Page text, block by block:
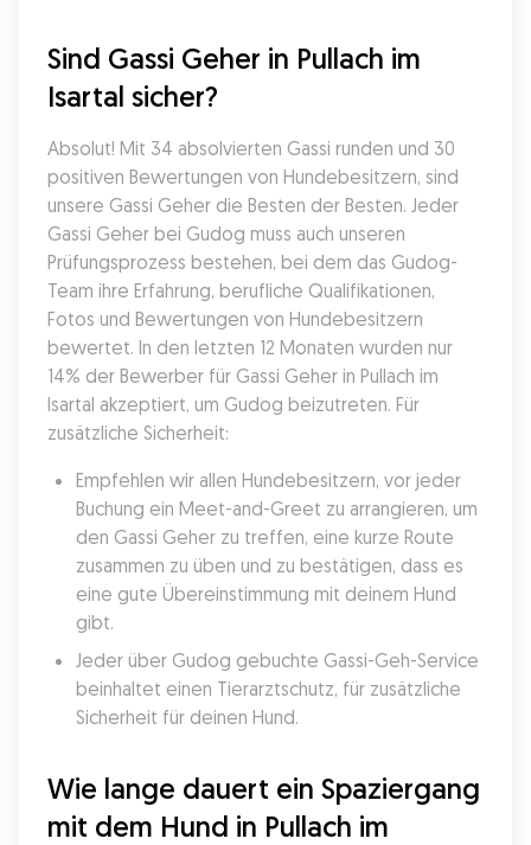
Sind Gassi Geher in Pullach im
Isartal sicher?
Absolut! Mit 34 absolvierten Gassi runden und 30
positiven Bewertungen von Hundebesitzern, sind
unsere Gassi Geher die Besten der Besten. Jeder
Gassi Geher bei Gudog muss auch unseren
Prüfungsprozess bestehen, bei dem das Gudog-
Team ihre Erfahrung, berufliche Qualifikationen,
Fotos und Bewertungen von Hundebesitzern
bewertet. In den letzten 12 Monaten wurden nur
14% der Bewerber für Gassi Geher in Pullach im
Isartal akzeptiert, um Gudog beizutreten. Für
zusätzliche Sicherheit:
Empfehlen wir allen Hundebesitzern, vor jeder
Buchung ein Meet-and-Greet zu arrangieren, um
den Gassi Geher zu treffen, eine kurze Route
zusammen zu üben und zu bestätigen, dass es
eine gute Übereinstimmung mit deinem Hund
gibt.
Jeder über Gudog gebuchte Gassi-Geh-Service
beinhaltet einen Tierarztschutz, für zusätzliche
Sicherheit für deinen Hund.
Wie lange dauert ein Spaziergang
mit dem Hund in Pullach im